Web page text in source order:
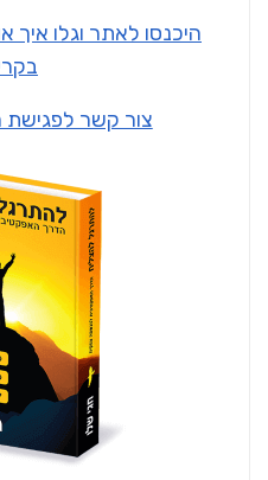
היכנסו לאתר וגלו איך
צור קשר לפגישת